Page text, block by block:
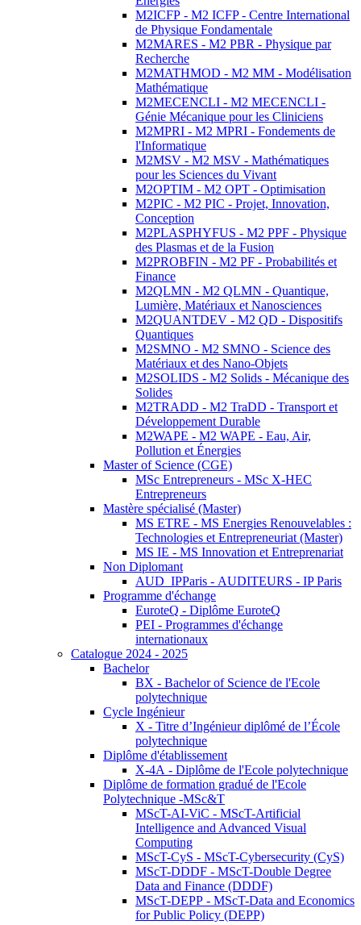
M2ICFP - M2 ICFP - Centre International
de Physique Fondamentale
M2MARES - M2 PBR - Physique par
Recherche
M2MATHMOD - M2 MM - Modélisation
Mathématique
M2MECENCLI - M2 MECENCLI -
Génie Mécanique pour les Cliniciens
M2MPRI - M2 MPRI - Fondements de
l'Informatique
M2MSV - M2 MSV - Mathématiques
pour les Sciences du Vivant
M2OPTIM - M2 OPT - Optimisation
M2PIC - M2 PIC - Projet, Innovation,
Conception
M2PLASPHYFUS - M2 PPF - Physique
des Plasmas et de la Fusion
M2PROBFIN - M2 PF - Probabilités et
Finance
M2QLMN - M2 QLMN - Quantique,
Lumière, Matériaux et Nanosciences
M2QUANTDEV - M2 QD - Dispositifs
Quantiques
M2SMNO - M2 SMNO - Science des
Matériaux et des Nano-Objets
M2SOLIDS - M2 Solids - Mécanique des
Solides
M2TRADD - M2 TraDD - Transport et
Développement Durable
M2WAPE - M2 WAPE - Eau, Air,
Pollution et Énergies
Master of Science (CGE)
MSc Entrepreneurs - MSc X-HEC
Entrepreneurs
Mastère spécialisé (Master)
MS ETRE - MS Energies Renouvelables :
Technologies et Entrepreneuriat (Master)
MS IE - MS Innovation et Entreprenariat
Non Diplomant
AUD_IPParis - AUDITEURS - IP Paris
Programme d'échange
EuroteQ - Diplôme EuroteQ
PEI - Programmes d'échange
internationaux
Catalogue 2024 - 2025
Bachelor
BX - Bachelor of Science de l'Ecole
polytechnique
Cycle Ingénieur
X - Titre d’Ingénieur diplômé de l’École
polytechnique
Diplôme d'établissement
X-4A - Diplôme de l'Ecole polytechnique
Diplôme de formation gradué de l'Ecole
Polytechnique -MSc&T
MScT-AI-ViC - MScT-Artificial
Intelligence and Advanced Visual
Computing
MScT-CyS - MScT-Cybersecurity (CyS)
MScT-DDDF - MScT-Double Degree
Data and Finance (DDDF)
MScT-DEPP - MScT-Data and Economics
for Public Policy (DEPP)